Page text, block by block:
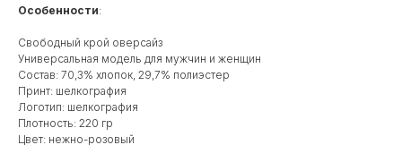
Особенности:
Свободный крой оверсайз
Универсальная модель для мужчин и женщин
Состав: 70,3% хлопок, 29,7% полиэстер
Принт: шелкография
Логотип: шелкография
Плотность: 220 гр
Цвет: нежно-розовый